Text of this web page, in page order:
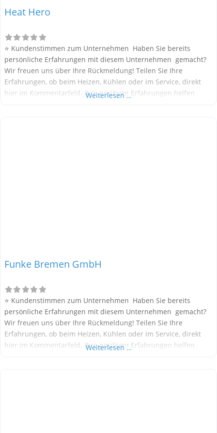
Heat Hero
⭐ Kundenstimmen zum Unternehmen Haben Sie bereits
persönliche Erfahrungen mit diesem Unternehmen gemacht?
Wir freuen uns über Ihre Rückmeldung! Teilen Sie Ihre
Erfahrungen, ob beim Heizen, Kühlen oder im Service, direkt
hier im Kommentarfeld. Ihre positiven Erfahrungen helfen
Weiterlesen …
Funke Bremen GmbH
⭐ Kundenstimmen zum Unternehmen Haben Sie bereits
persönliche Erfahrungen mit diesem Unternehmen gemacht?
Wir freuen uns über Ihre Rückmeldung! Teilen Sie Ihre
Erfahrungen, ob beim Heizen, Kühlen oder im Service, direkt
hier im Kommentarfeld. Ihre positiven Erfahrungen helfen
Weiterlesen …